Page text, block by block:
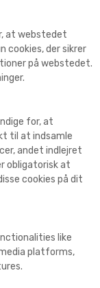
at webstedet
cookies, der sikrer
på webstedet.
for, at
til at indsamle
andet indlejret
obligatorisk at
cookies på dit
like
platforms,